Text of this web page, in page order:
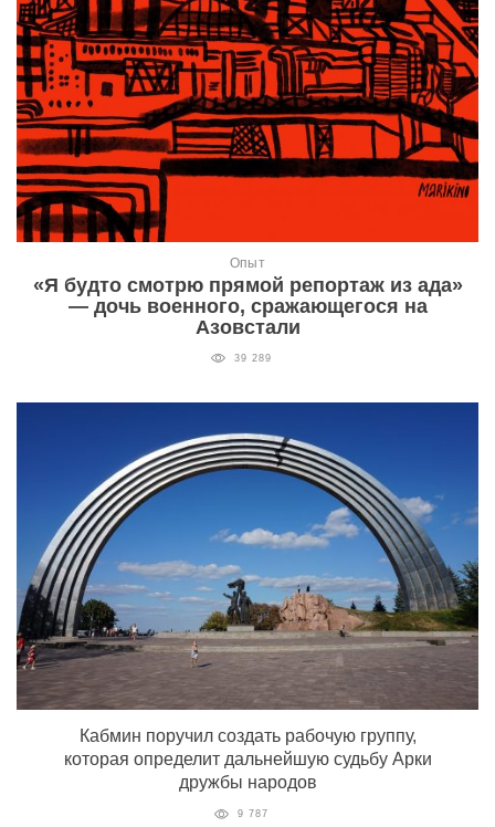
Опыт
«Я будто смотрю прямой репортаж из ада»
— дочь военного, сражающегося на
Азовстали
39 289
Кабмин поручил создать рабочую группу,
которая определит дальнейшую судьбу Арки
дружбы народов
9 787